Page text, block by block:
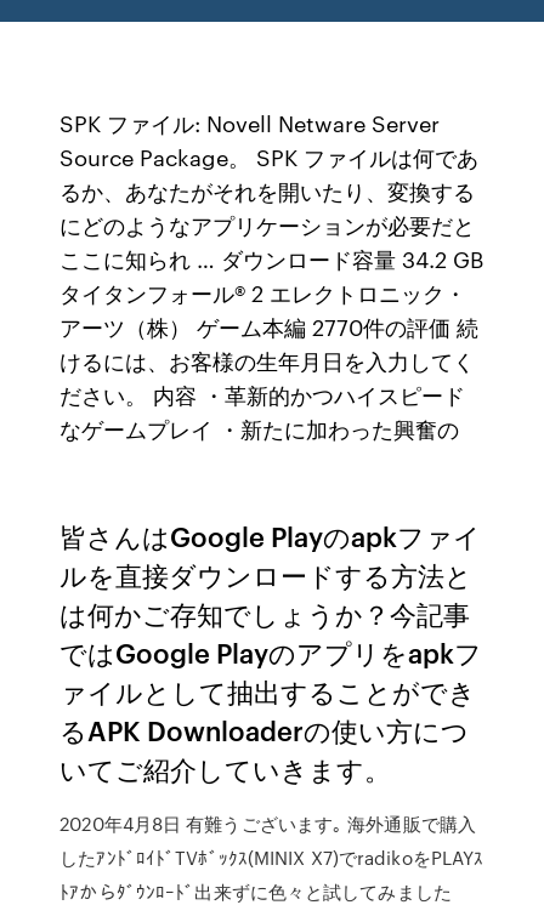
SPK ファイル: Novell Netware Server
Source Package。 SPK ファイルは何であ
るか、あなたがそれを開いたり、変換する
にどのようなアプリケーションが必要だと
ここに知られ … ダウンロード容量 34.2 GB
タイタンフォール® 2 エレクトロニック・
アーツ（株） ゲーム本編 2770件の評価 続
けるには、お客様の生年月日を入力してく
ださい。 内容 ・革新的かつハイスピード
なゲームプレイ ・新たに加わった興奮の
皆さんはGoogle Playのapkファイ
ルを直接ダウンロードする方法と
は何かご存知でしょうか？今記事
ではGoogle Playのアプリをapkフ
ァイルとして抽出することができ
るAPK Downloaderの使い方につ
いてご紹介していきます。
2020年4月8日 有難うございます｡ 海外通販で購入
したｱﾝﾄﾞﾛｲﾄﾞTVﾎﾞｯｸｽ(MINIX X7)でradikoをPLAYｽ
ﾄｱからﾀﾞｳﾝﾛｰﾄﾞ出来ずに色々と試してみました